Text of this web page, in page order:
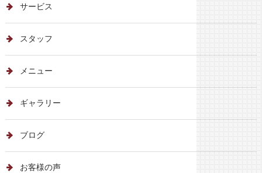
サービス
スタッフ
メニュー
ギャラリー
ブログ
お客様の声